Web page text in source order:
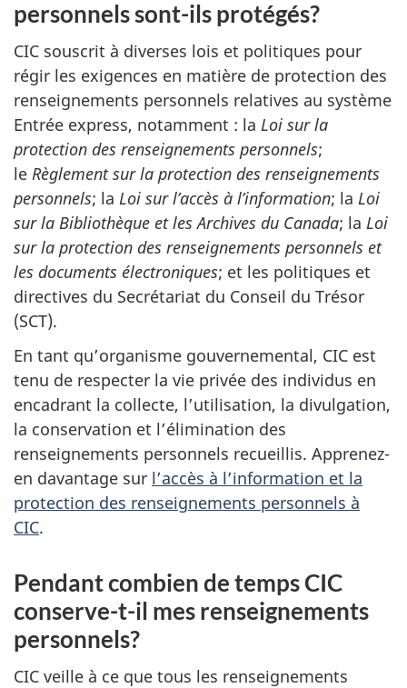
personnels sont-ils protégés?
CIC souscrit à diverses lois et politiques pour
régir les exigences en matière de protection des
renseignements personnels relatives au système
Entrée express, notamment : la Loi sur la
protection des renseignements personnels;
le Règlement sur la protection des renseignements
personnels; la Loi sur l’accès à l’information; la Loi
sur la Bibliothèque et les Archives du Canada; la Loi
sur la protection des renseignements personnels et
les documents électroniques; et les politiques et
directives du Secrétariat du Conseil du Trésor
(SCT).
En tant qu’organisme gouvernemental, CIC est
tenu de respecter la vie privée des individus en
encadrant la collecte, l’utilisation, la divulgation,
la conservation et l’élimination des
renseignements personnels recueillis. Apprenez-
en davantage sur l’accès à l’information et la
protection des renseignements personnels à
CIC.
Pendant combien de temps CIC
conserve-t-il mes renseignements
personnels?
CIC veille à ce que tous les renseignements